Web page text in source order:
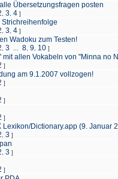
Übersetzungsfragen posten
3 4 ]
3 4 ]
Wadoku zum Testen!
3 8 9 10 ]
mit allen Vokabeln von "Minna no
]
am 9.1.2007 vollzogen!
]
]
]
Lexikon/Dictionary.app (9. Januar
3 ]
3 ]
]